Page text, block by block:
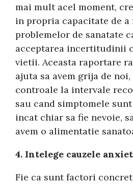
mai mult acel moment,
in propria capacitate de a
problemelor de sanatate
acceptarea incertitudinii
vietii. Aceasta raportare
ajuta sa avem grija de noi,
controale la intervale
sau cand simptomele
incat chiar sa fie nevoie,
avem o alimentatie
4. Intelege cauzele
Fie ca sunt factori